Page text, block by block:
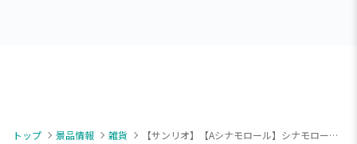
トップ 景品情報 雑貨
【サンリオ】【Aシナモロール】シナモロール・マイメロディ シャワーサンダル2